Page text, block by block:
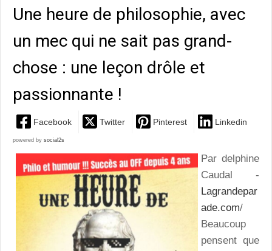
Une heure de philosophie, avec
un mec qui ne sait pas grand-
chose : une leçon drôle et
passionnante !
Facebook Twitter Pinterest Linkedin
powered by social2s
Par delphine
Caudal -
Lagrandepar
ade.com/
Beaucoup
pensent que